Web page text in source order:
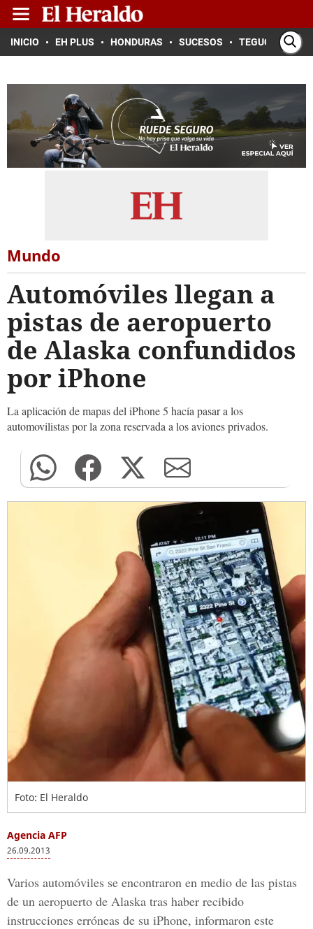
INICIO EH PLUS HONDURAS SUCESOS TEGUCIGALPA
Mundo
Automóviles llegan a
pistas de aeropuerto
de Alaska confundidos
por iPhone
La aplicación de mapas del iPhone 5 hacía pasar a los
automovilistas por la zona reservada a los aviones privados.
Foto: El Heraldo
Agencia AFP
26.09.2013
Varios automóviles se encontraron en medio de las pistas
de un aeropuerto de Alaska tras haber recibido
instrucciones erróneas de su iPhone, informaron este